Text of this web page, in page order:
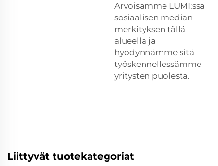
Arvoisamme LUMI:ssa
sosiaalisen median
merkityksen tällä
alueella ja
hyödynnämme sitä
työskennellessämme
yritysten puolesta.
Liittyvät tuotekategoriat